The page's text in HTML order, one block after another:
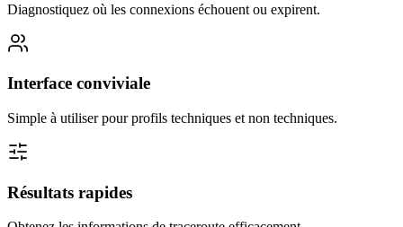
Diagnostiquez où les connexions échouent ou expirent.
Interface conviviale
Simple à utiliser pour profils techniques et non techniques.
Résultats rapides